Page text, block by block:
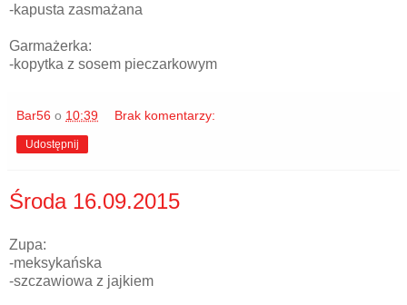
-kapusta zasmażana
Garmażerka:
-kopytka z sosem pieczarkowym
Bar56 o 10:39 Brak komentarzy:
Udostępnij
Środa 16.09.2015
Zupa:
-meksykańska
-szczawiowa z jajkiem